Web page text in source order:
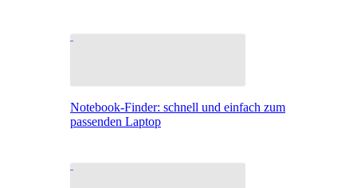
Notebook-Finder: schnell und einfach zum
passenden Laptop